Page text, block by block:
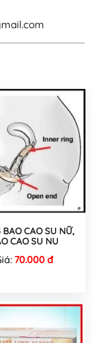
BAO CAO SU NỮ,
CAO SU NU
70.000 đ